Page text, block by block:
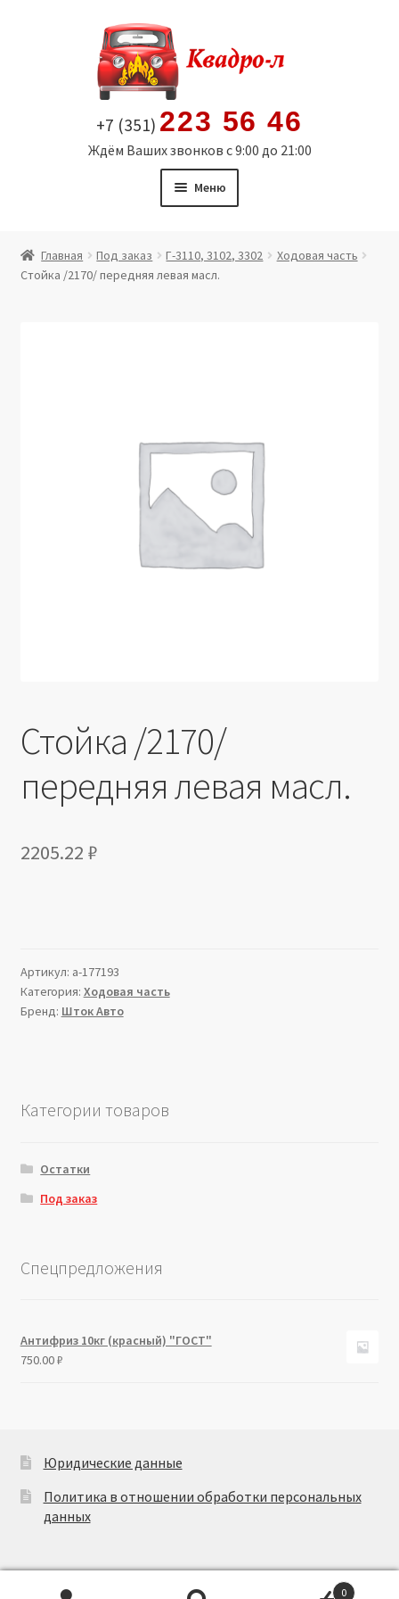
содержимому
+7 (351) 223 56 46
Ждём Ваших звонков с 9:00 до 21:00
Меню
Витрина
Юридические данные
Главная Под заказ Г-3110, 3102, 3302
Ходовая часть
Стойка /2170/ передняя левая масл.
Стойка /2170/
передняя левая масл.
2205.22 ₽
Артикул: a-177193
Категория: Ходовая часть
Бренд: Шток Авто
Категории товаров
Остатки
Под заказ
Спецпредложения
Антифриз 10кг (красный) "ГОСТ"
750.00₽
Юридические данные
Политика в отношении обработки персональных
данных
0